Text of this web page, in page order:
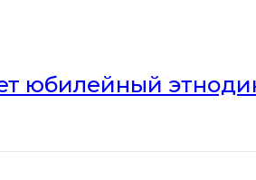
юбилейный